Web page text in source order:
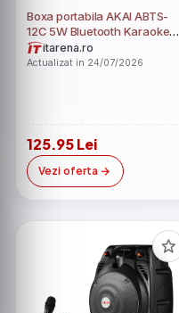
Boxa portabila AKAI ABTS-
12C 5W Bluetooth Karaoke
Radio Negru
itarena.ro
Actualizat in 24/07/2026
125.95 Lei
Vezi oferta